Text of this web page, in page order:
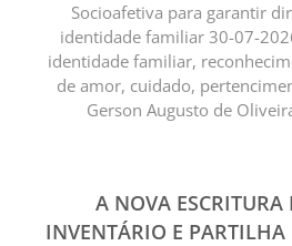
Socioafetiva para garantir
identidade familiar 30-07-
identidade familiar,
de amor, cuidado,
Gerson Augusto de
A NOVA ESCRITURA
INVENTÁRIO E